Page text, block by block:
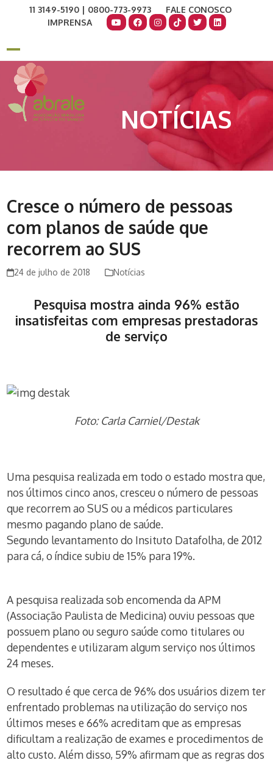
11 3149-5190 | 0800-773-9973
FALE CONOSCO
IMPRENSA
Open
mobile
menu
Close
mobile
menu
NOTÍCIAS
Cresce o número de pessoas
com planos de saúde que
recorrem ao SUS
24 de julho de 2018 Notícias
Pesquisa mostra ainda 96% estão
insatisfeitas com empresas prestadoras
de serviço
Foto: Carla Carniel/Destak
Uma pesquisa realizada em todo o estado mostra que,
nos últimos cinco anos, cresceu o número de pessoas
que recorrem ao SUS ou a médicos particulares
mesmo pagando plano de saúde.
Segundo levantamento do Insituto Datafolha, de 2012
para cá, o índice subiu de 15% para 19%.
A pesquisa realizada sob encomenda da APM
(Associação Paulista de Medicina) ouviu pessoas que
possuem plano ou seguro saúde como titulares ou
dependentes e utilizaram algum serviço nos últimos
24 meses.
O resultado é que cerca de 96% dos usuários dizem ter
enfrentado problemas na utilização do serviço nos
últimos meses e 66% acreditam que as empresas
dificultam a realização de exames e procedimentos de
alto custo. Além disso, 59% afirmam que as regras dos